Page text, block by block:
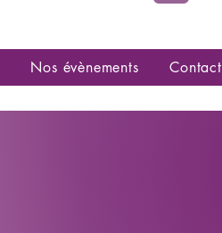
Nos évènements Contact